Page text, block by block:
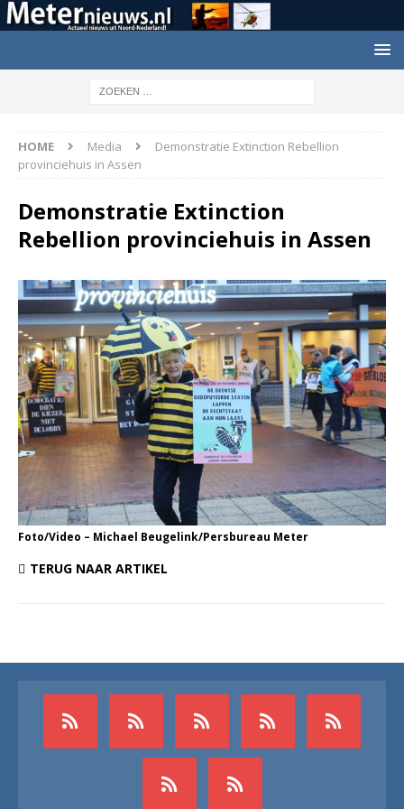
HOME Media
Demonstratie Extinction Rebellion
provinciehuis in Assen
Demonstratie Extinction
Rebellion provinciehuis in Assen
Foto/Video – Michael Beugelink/Persbureau Meter
TERUG NAAR ARTIKEL